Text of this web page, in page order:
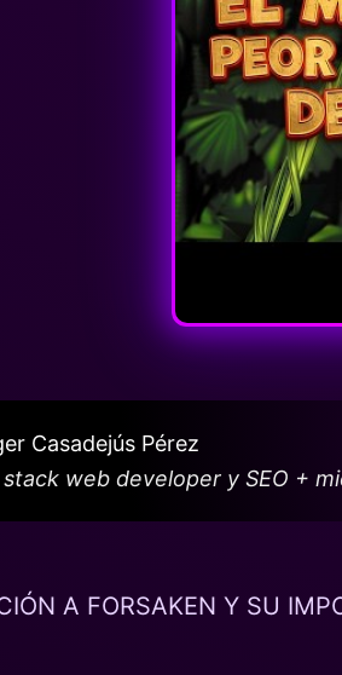
Casadejús Pérez
stack web developer y SEO +
A FORSAKEN Y SU